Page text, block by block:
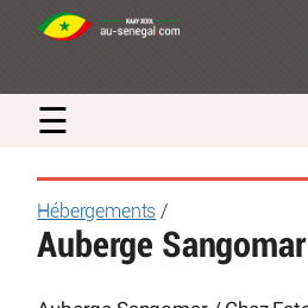
☰
Hébergements /
Auberge